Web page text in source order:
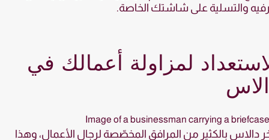
والتسلية على شاشتك الخاصة.
لمزاولة أعمالك في
دالاس بالكثير من المرافق المخصّصة لرجال الأعمال، وهذا